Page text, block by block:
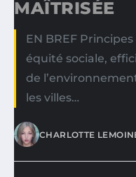
MAÎTRISÉE
EN BREF
équité sociale,
de
les villes…
CHARLOTTE